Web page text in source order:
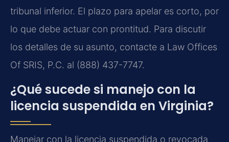
tribunal inferior. El plazo para apelar es corto, por
lo que debe actuar con prontitud. Para discutir
los detalles de su asunto, contacte a Law Offices
Of SRIS, P.C. al (888) 437-7747.
¿Qué sucede si manejo con la
licencia suspendida en Virginia?
Manejar con la licencia suspendida o revocada